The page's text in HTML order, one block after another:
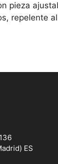
pieza
repelente
ES